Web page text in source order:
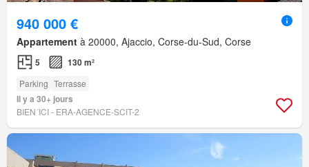
940 000 €
Appartement à 20000, Ajaccio, Corse-du-Sud, Corse
5 130 m²
Parking Terrasse
Il y a 30+ jours
BIEN´ICI - ERA-AGENCE-SCIT-2